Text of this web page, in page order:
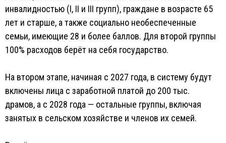
инвалидностью (I, II и III групп), граждане в возрасте 65
лет и старше, а также социально необеспеченные
семьи, имеющие 28 и более баллов. Для второй группы
100% расходов берёт на себя государство.
На втором этапе, начиная с 2027 года, в систему будут
включены лица с заработной платой до 200 тыс.
драмов, а с 2028 года — остальные группы, включая
занятых в сельском хозяйстве и членов их семей.